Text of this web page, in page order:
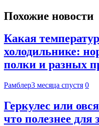
Похожие новости
Какая
холодильнике:
полки и разных
Рамблер3 месяца спустя 0
Геркулес или
что полезнее для